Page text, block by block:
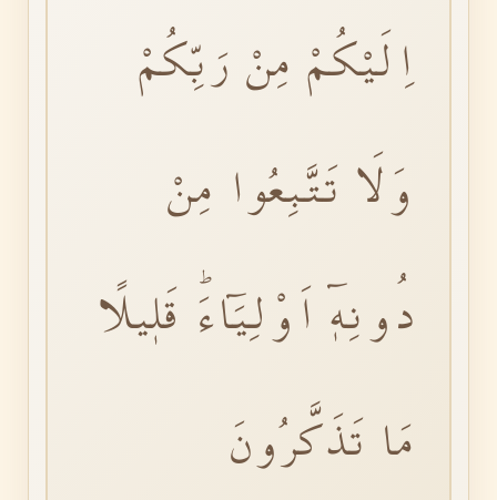
اِلَيْكُمْ مِنْ رَبِّكُمْ
وَلَا تَتَّبِعُوا مِنْ
دُونِهٖٓ اَوْلِيَٓاءَۜ قَلٖيلًا
مَا تَذَكَّرُونَ